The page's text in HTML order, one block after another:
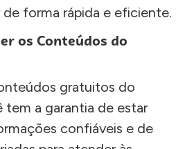
forma rápida e eficiente.
os Conteúdos do
gratuitos do
tem a garantia de estar
confiáveis e de